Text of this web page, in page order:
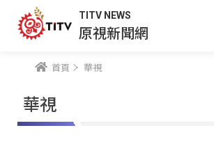
TITV NEWS
原視新聞網
首頁 華視
華視